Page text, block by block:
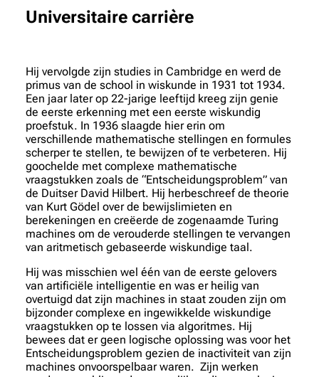
Universitaire carrière
Hij vervolgde zijn studies in Cambridge en werd de
primus van de school in wiskunde in 1931 tot 1934.
Een jaar later op 22-jarige leeftijd kreeg zijn genie
de eerste erkenning met een eerste wiskundig
proefstuk. In 1936 slaagde hier erin om
verschillende mathematische stellingen en formules
scherper te stellen, te bewijzen of te verbeteren. Hij
goochelde met complexe mathematische
vraagstukken zoals de “Entscheidungsproblem” van
de Duitser David Hilbert. Hij herbeschreef de theorie
van Kurt Gödel over de bewijslimieten en
berekeningen en creëerde de zogenaamde Turing
machines om de verouderde stellingen te vervangen
van aritmetisch gebaseerde wiskundige taal.
Hij was misschien wel één van de eerste gelovers
van artificiële intelligentie en was er heilig van
overtuigd dat zijn machines in staat zouden zijn om
bijzonder complexe en ingewikkelde wiskundige
vraagstukken op te lossen via algoritmes. Hij
bewees dat er geen logische oplossing was voor het
Entscheidungsproblem gezien de inactiviteit van zijn
machines onvoorspelbaar waren. Zijn werken